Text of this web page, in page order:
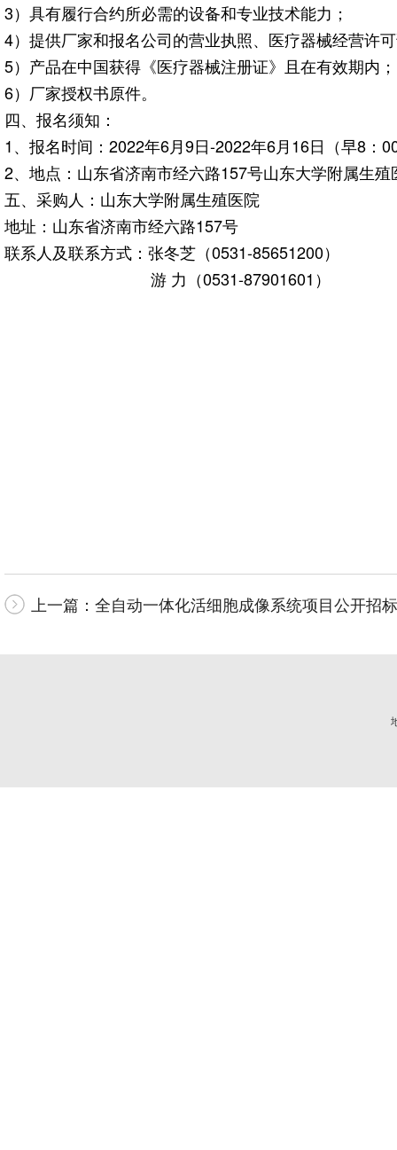
3）具有履行合约所必需的设备和专业技术能力；
4）提供厂家和报名公司的营业执照、医疗器械经营许
5）产品在中国获得《医疗器械注册证》且在有效期内；
6）厂家授权书原件。
四、报名须知：
1、报名时间：2022年6月9日-2022年6月16日（早8：
2、地点：山东省济南市经六路157号山东大学附属生
五、采购人：山东大学附属生殖医院
地址：山东省济南市经六路157号
联系人及联系方式：张冬芝（0531-85651200）
游 力（0531-87901601）
上一篇： 全自动一体化活细胞成像系统项目公开招